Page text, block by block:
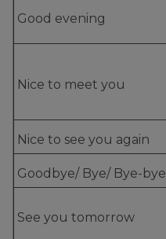
Good evening
Nice to meet you
Nice to see you again
Goodbye/ Bye/ Bye-bye
See you tomorrow